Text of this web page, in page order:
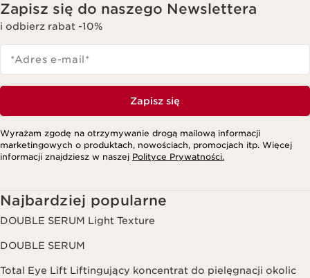
Zapisz się do naszego Newslettera
i odbierz rabat -10%
*Adres e-mail*
Zapisz się
Wyrażam zgodę na otrzymywanie drogą mailową informacji
marketingowych o produktach, nowościach, promocjach itp. Więcej
informacji znajdziesz w naszej Polityce Prywatności.
Najbardziej popularne
DOUBLE SERUM Light Texture
DOUBLE SERUM
Total Eye Lift Liftingujący koncentrat do pielęgnacji okolic